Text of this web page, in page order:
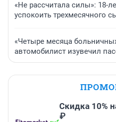
«Не рассчитала силы»: 18-
успокоить трехмесячного
«Четыре месяца
автомобилист изувечил
Скидка 10%
₽